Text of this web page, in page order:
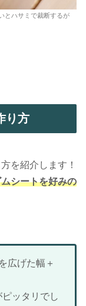
とハサミで裁断するが
り方
を紹介します！
シートを好みの
広げた幅＋
ッタリでし